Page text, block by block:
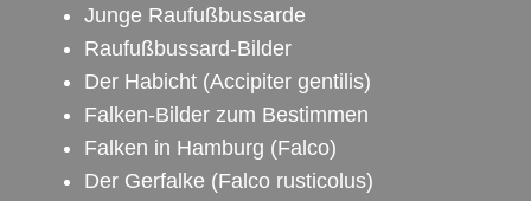
Junge Raufußbussarde
Raufußbussard-Bilder
Der Habicht (Accipiter gentilis)
Falken-Bilder zum Bestimmen
Falken in Hamburg (Falco)
Der Gerfalke (Falco rusticolus)